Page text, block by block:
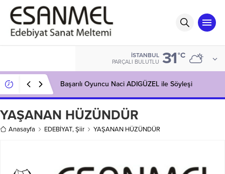
İSTANBUL
PARÇALI BULUTLU 31°C
Başarılı Oyuncu Naci ADIGÜZEL ile Söyleşi
YAŞANAN HÜZÜNDÜR
Anasayfa EDEBİYAT,Şiir YAŞANAN HÜZÜNDÜR